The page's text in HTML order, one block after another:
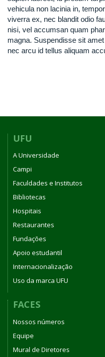
vehicula non lacinia in,
viverra ex, nec blandit odio
nisi, vel accumsan quam
magna. Suspendisse sit
nec arcu id tellus aliquam
UFU
A Universidade
Campi
Faculdades e Institutos
Bibliotecas
Hospitais
Restaurantes
Fundações
Apoio estudantil
Internacionalização
Uso da marca UFU
FACES
Nossos números
Equipe
Mural de Diretores